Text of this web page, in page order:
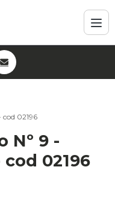
cod 02196
Nº 9 -
cod 02196